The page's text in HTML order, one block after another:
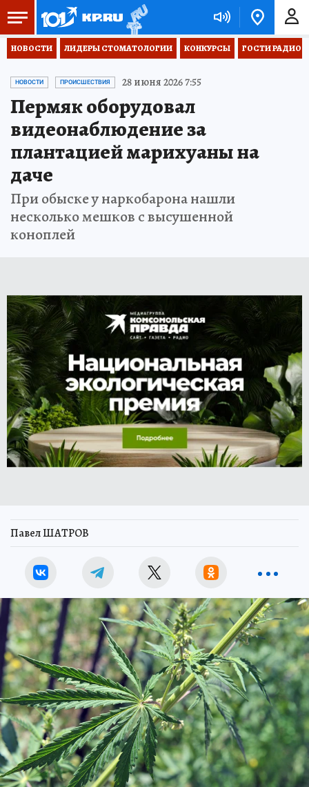
НОВОСТИ ЛИДЕРЫ СТОМАТОЛОГИИ КОНКУРСЫ ГОСТИ РАДИО
НОВОСТИ ПРОИСШЕСТВИЯ 28 июня 2026 7:55
Пермяк оборудовал
видеонаблюдение за
плантацией марихуаны на
даче
При обыске у наркобарона нашли
несколько мешков с высушенной
коноплей
Павел ШАТРОВ